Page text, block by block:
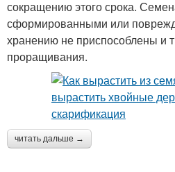
сокращению этого срока.
сформированными или
хранению не приспособлены и
проращивания.
читать дальше →